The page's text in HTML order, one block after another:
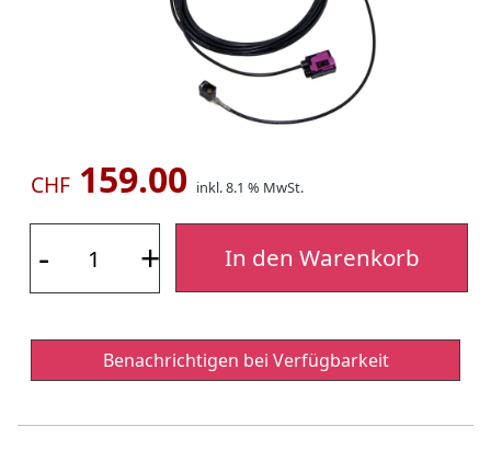
CHF 159.00 inkl. 8.1 % MwSt.
- + In den Warenkorb
Benachrichtigen bei Verfügbarkeit